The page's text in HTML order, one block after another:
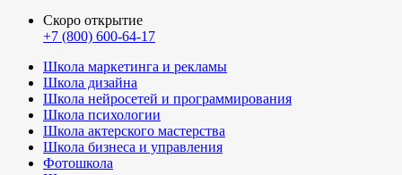
Скоро открытие
+7 (800) 600-64-17
Школа маркетинга и рекламы
Школа дизайна
Школа нейросетей и программирования
Школа психологии
Школа актерского мастерства
Школа бизнеса и управления
Фотошкола